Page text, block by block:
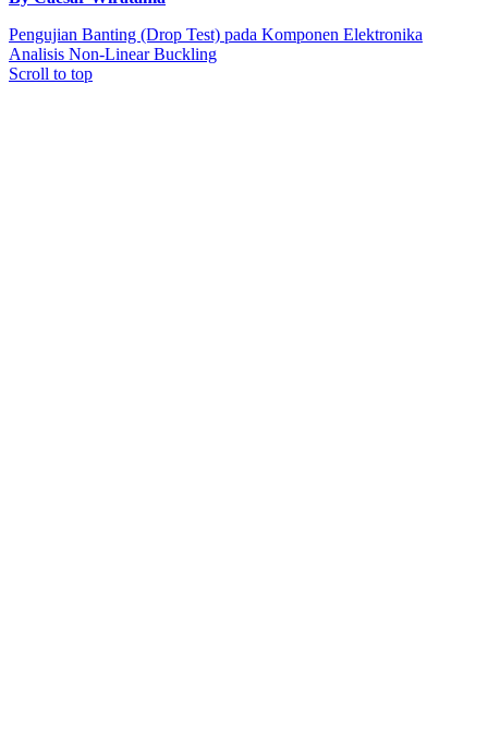
Pengujian Banting (Drop Test) pada Komponen Elektronika
Analisis Non-Linear Buckling
Scroll to top